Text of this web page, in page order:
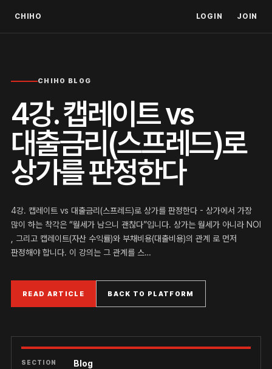
CHIHO LOGIN JOIN
CHIHO BLOG
4강. 캡레이트 vs
대출금리(스프레드)로
상가를 판정한다
4강. 캡레이트 vs 대출금리(스프레드)로 상가를 판정한다 - 상가에서 가장
많이 하는 착각은 “월세가 남으니 괜찮다”입니다. 상가는 월세가 아니라 NOI
, 그리고 캡레이트(자산 수익률)와 부채비용(대출비용)의 관계 로 먼저
판정해야 합니다. 이 강의는 그 관계를 스…
READ ARTICLE BACK TO PLATFORM
SECTION Blog